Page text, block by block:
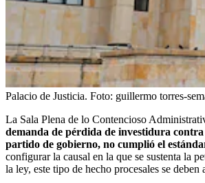
Palacio de Justicia. Foto: guillermo torres-
La Sala Plena de lo Contencioso
demanda de pérdida de investidura
partido de gobierno, no cumplió el
configurar la causal en la que se sustenta la
la ley, este tipo de hecho procesales se deben